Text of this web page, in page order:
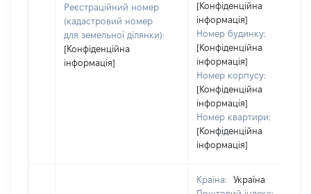
Реєстраційний номер
(кадастровий номер
для земельної ділянки):
[Конфіденційна
інформація]
[Конфіденційна
інформація]
Номер будинку:
[Конфіденційна
інформація]
Номер корпусу:
[Конфіденційна
інформація]
Номер квартири:
[Конфіденційна
інформація]
Країна:
Україна